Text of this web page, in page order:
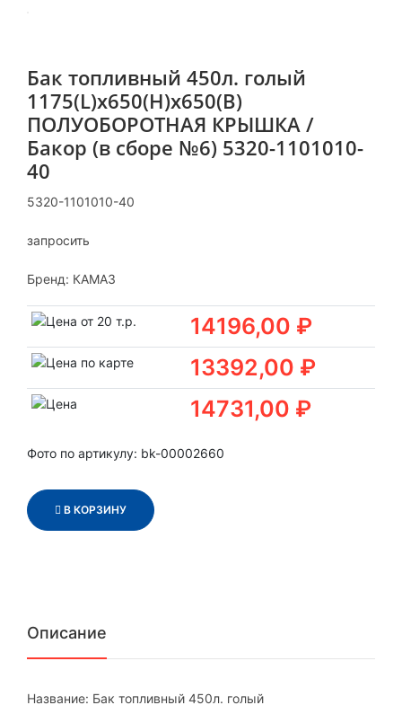
Бак топливный 450л. голый
1175(L)х650(H)х650(B)
ПОЛУОБОРОТНАЯ КРЫШКА /
Бакор (в сборе №6) 5320-1101010-
40
5320-1101010-40
запросить
Бренд: КАМАЗ
14196,00 ₽
13392,00 ₽
14731,00 ₽
Фото по артикулу: bk-00002660
В КОРЗИНУ
Описание
Название: Бак топливный 450л. голый